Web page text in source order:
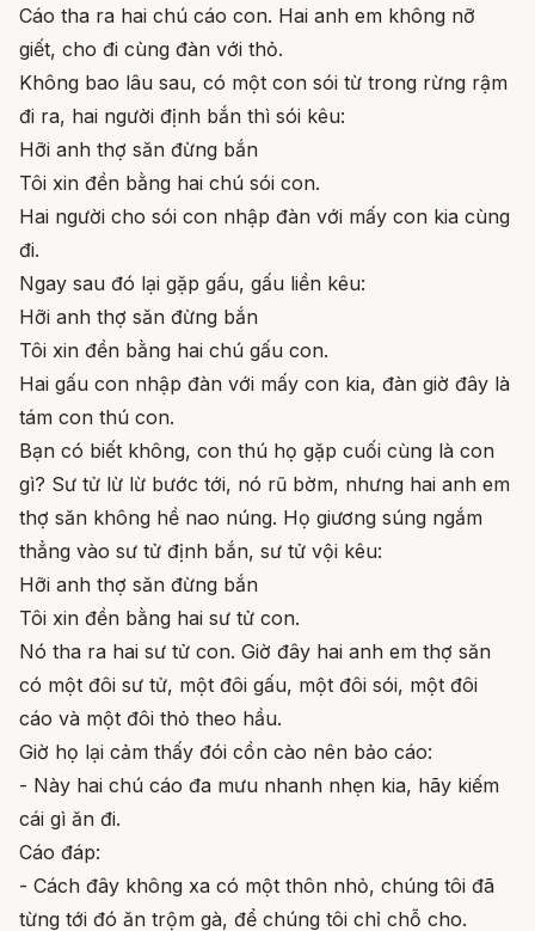
Cáo tha ra hai chú cáo con. Hai anh em không nỡ
giết, cho đi cùng đàn với thỏ.
Không bao lâu sau, có một con sói từ trong rừng rậm
đi ra, hai người định bắn thì sói kêu:
Hỡi anh thợ săn đừng bắn
Tôi xin đền bằng hai chú sói con.
Hai người cho sói con nhập đàn với mấy con kia cùng
đi.
Ngay sau đó lại gặp gấu, gấu liền kêu:
Hỡi anh thợ săn đừng bắn
Tôi xin đền bằng hai chú gấu con.
Hai gấu con nhập đàn với mấy con kia, đàn giờ đây là
tám con thú con.
Bạn có biết không, con thú họ gặp cuối cùng là con
gì? Sư tử lừ lừ bước tới, nó rũ bờm, nhưng hai anh em
thợ săn không hề nao núng. Họ giương súng ngắm
thẳng vào sư tử định bắn, sư tử vội kêu:
Hỡi anh thợ săn đừng bắn
Tôi xin đền bằng hai sư tử con.
Nó tha ra hai sư tử con. Giờ đây hai anh em thợ săn
có một đôi sư tử, một đôi gấu, một đôi sói, một đôi
cáo và một đôi thỏ theo hầu.
Giờ họ lại cảm thấy đói cồn cào nên bảo cáo:
- Này hai chú cáo đa mưu nhanh nhẹn kia, hãy kiếm
cái gì ăn đi.
Cáo đáp:
- Cách đây không xa có một thôn nhỏ, chúng tôi đã
từng tới đó ăn trộm gà, để chúng tôi chỉ chỗ cho.